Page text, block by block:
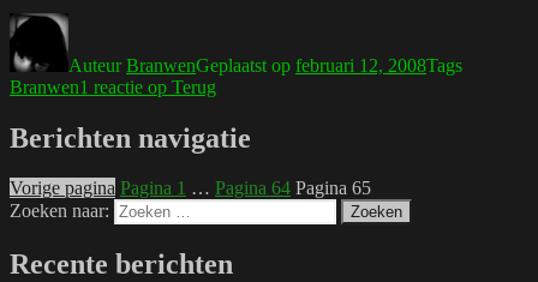
AuteurBranwenGeplaatst op februari 12, 2008Tags
Branwen1 reactie op Terug
Berichten navigatie
Vorige pagina Pagina 1 … Pagina 64 Pagina 65
Zoeken naar:
Zoeken
Recente berichten